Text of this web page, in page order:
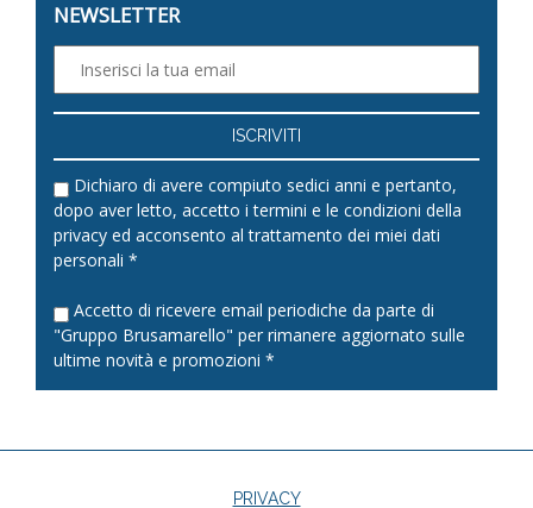
NEWSLETTER
Dichiaro di avere compiuto sedici anni e pertanto,
dopo aver letto, accetto i termini e le condizioni della
privacy ed acconsento al trattamento dei miei dati
personali *
Accetto di ricevere email periodiche da parte di
"Gruppo Brusamarello" per rimanere aggiornato sulle
ultime novità e promozioni *
PRIVACY